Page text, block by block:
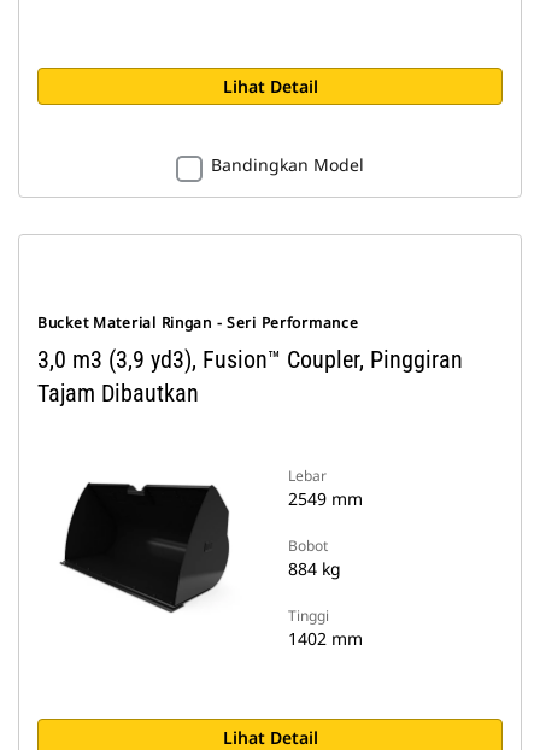
Lihat Detail
Bandingkan Model
Bucket Material Ringan - Seri Performance
3,0 m3 (3,9 yd3), Fusion™ Coupler, Pinggiran
Tajam Dibautkan
Lebar
2549 mm
Bobot
884 kg
Tinggi
1402 mm
Lihat Detail